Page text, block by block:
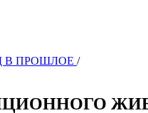
В ПРОШЛОЕ /